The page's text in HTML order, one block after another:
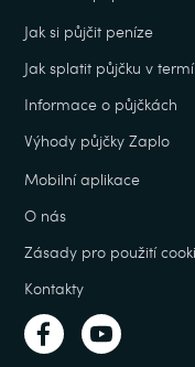
Jak si půjčit peníze
Jak splatit půjčku v
Informace o půjčkách
Výhody půjčky Zaplo
Mobilní aplikace
O nás
Zásady pro použití
Kontakty